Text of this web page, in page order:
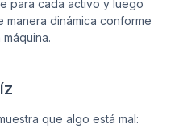
para cada activo y luego
manera dinámica conforme
que algo está mal: